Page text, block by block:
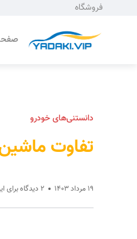
فروشگاه
دانستنی‌های خودرو
تفاوت
19 مرداد 1403 2 دیدگاه برای این مطلب ثبت شده است